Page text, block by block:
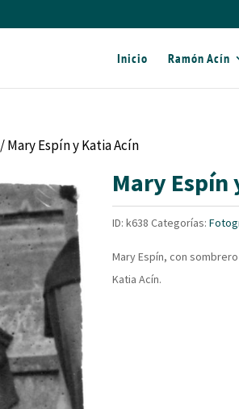
Inicio Ramón Acín
/ Mary Espín y Katia Acín
Mary Espín
ID:k638 Categorías:
Mary Espín, con
Katia Acín.